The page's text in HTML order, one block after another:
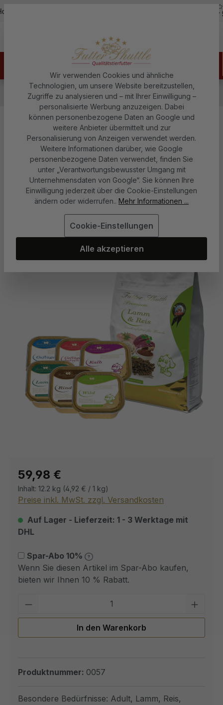
Zum Hauptinhalt springen
- 07451 / 625400 über
Hundefutter
Trockenfutter für Hunde
Premium Hunde Trockenfutter
Angebot Hundefutter Sparpaket –
Lamm & Reis Sensitiv
Trockenfutter + Nassfutter Mix –
10 kg + 18 × 150 g
Futter Shuttle
Bildergalerie überspringen
Regulärer Preis:
59,98 €
Inhalt: 12.2 kg (4,92 € / 1 kg)
Preise inkl. MwSt. zzgl. Versandkosten
Auf Lager - Lieferzeit: 1 - 3 Werktage mit
DHL
Spar-Abo 10%
Wenn Sie diesen Artikel im Spar-Abo kaufen,
bieten wir Ihnen 10 % Rabatt.
In den Warenkorb
Produktnummer: 0057
Besondere Bedürfnisse: Adult, Lamm, Reis,
Wir verwenden Cookies und ähnliche
Technologien, um unsere Website bereitzustellen,
Zugriffe zu analysieren und – mit Ihrer Einwilligung –
personalisierte Werbung anzuzeigen. Dabei
können personenbezogene Daten an Google und
weitere Anbieter übermittelt und zur
Personalisierung von Anzeigen verwendet werden.
Weitere Informationen darüber, wie Google
personenbezogene Daten verwendet, finden Sie
unter „Verantwortungsbewusster Umgang mit
Unternehmensdaten von Google“. Sie können Ihre
Einwilligung jederzeit über die Cookie-Einstellungen
ändern oder widerrufen.. Mehr Informationen ...
Cookie-Einstellungen
Alle akzeptieren